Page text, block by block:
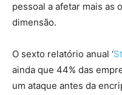
pessoal a afetar mais as
dimensão.
O sexto relatório anual ‘
ainda que 44% das
um ataque antes da